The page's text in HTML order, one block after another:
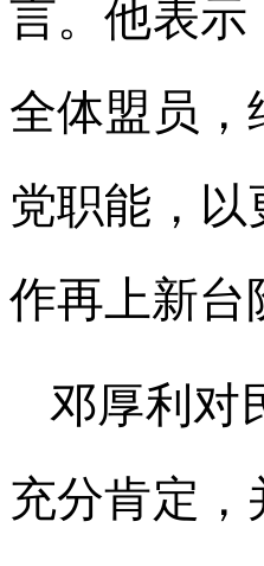
言。他表示
全体盟员，
党职能，
作再上新台
邓厚利对
充分肯定